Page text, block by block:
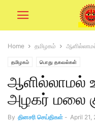
Home தமிழகம்
தமிழகம் பொது தகவல்கள்
ஆளில்லாமல்
அழகர் மலை
By தினசரி செய்திகள் - April 21,